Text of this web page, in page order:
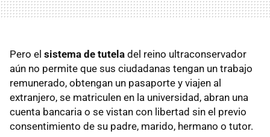
Pero el sistema de tutela del reino ultraconservador
aún no permite que sus ciudadanas tengan un trabajo
remunerado, obtengan un pasaporte y viajen al
extranjero, se matriculen en la universidad, abran una
cuenta bancaria o se vistan con libertad sin el previo
consentimiento de su padre, marido, hermano o tutor.